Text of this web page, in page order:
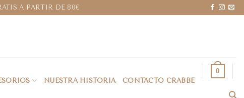
A PARTIR DE 80€
NUESTRA HISTORIA CONTACTO CRABBE
0